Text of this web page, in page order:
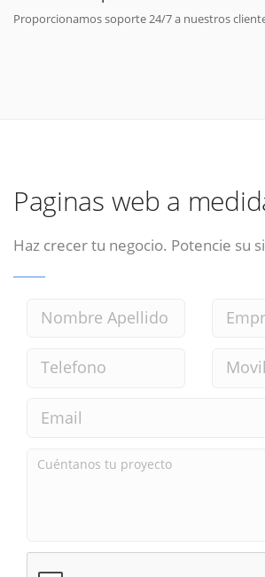
Proporcionamos soporte 24/7 a nuestros
Paginas web a
Haz crecer tu negocio. Potencie su